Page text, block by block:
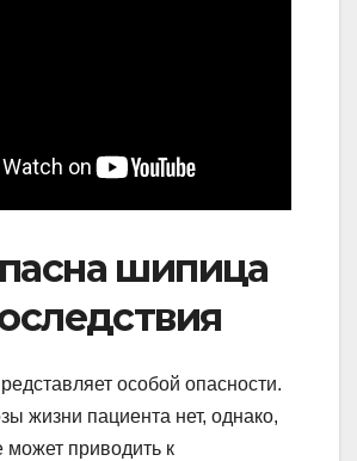
шипица
особой опасности.
жизни пациента нет, однако,
может приводить к